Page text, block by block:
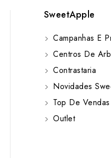
SweetApple
Campanhas E
Centros De
Contrastaria
Novidades
Top De Vendas
Outlet